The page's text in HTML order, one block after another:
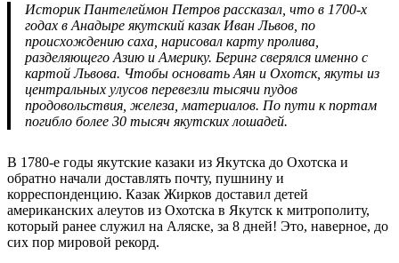
Историк Пантелеймон Петров рассказал, что в 1700-х
годах в Анадыре якутский казак Иван Львов, по
происхождению саха, нарисовал карту пролива,
разделяющего Азию и Америку. Беринг сверялся именно с
картой Львова. Чтобы основать Аян и Охотск, якуты из
центральных улусов перевезли тысячи пудов
продовольствия, железа, материалов. По пути к портам
погибло более 30 тысяч якутских лошадей.
В 1780-е годы якутские казаки из Якутска до Охотска и
обратно начали доставлять почту, пушнину и
корреспонденцию. Казак Жирков доставил детей
американских алеутов из Охотска в Якутск к митрополиту,
который ранее служил на Аляске, за 8 дней! Это, наверное, до
сих пор мировой рекорд.